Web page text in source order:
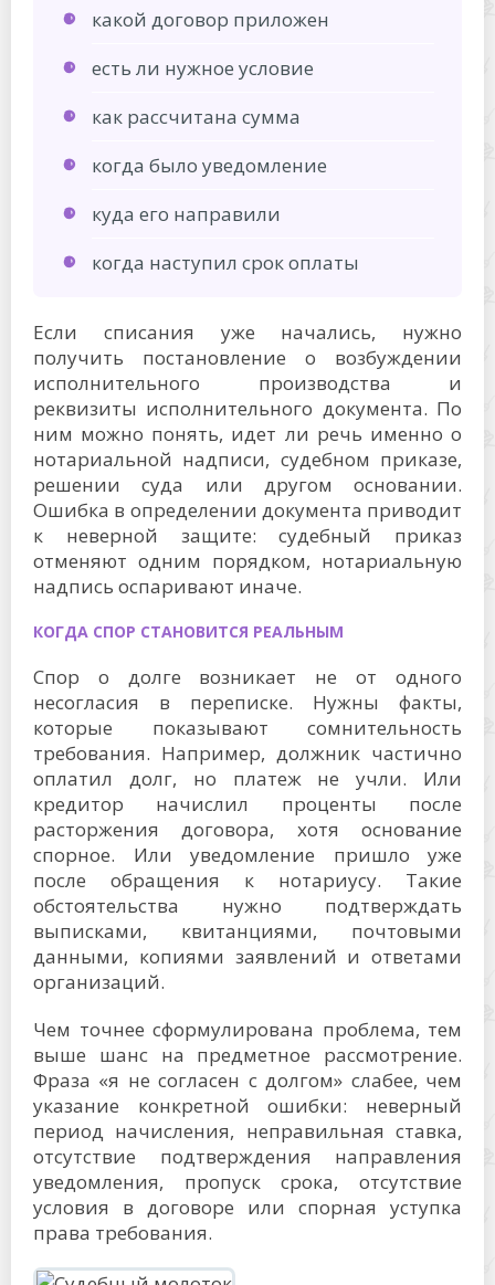
какой договор приложен
есть ли нужное условие
как рассчитана сумма
когда было уведомление
куда его направили
когда наступил срок оплаты
Если списания уже начались, нужно
получить постановление о возбуждении
исполнительного производства и
реквизиты исполнительного документа. По
ним можно понять, идет ли речь именно о
нотариальной надписи, судебном приказе,
решении суда или другом основании.
Ошибка в определении документа приводит
к неверной защите: судебный приказ
отменяют одним порядком, нотариальную
надпись оспаривают иначе.
КОГДА СПОР СТАНОВИТСЯ РЕАЛЬНЫМ
Спор о долге возникает не от одного
несогласия в переписке. Нужны факты,
которые показывают сомнительность
требования. Например, должник частично
оплатил долг, но платеж не учли. Или
кредитор начислил проценты после
расторжения договора, хотя основание
спорное. Или уведомление пришло уже
после обращения к нотариусу. Такие
обстоятельства нужно подтверждать
выписками, квитанциями, почтовыми
данными, копиями заявлений и ответами
организаций.
Чем точнее сформулирована проблема, тем
выше шанс на предметное рассмотрение.
Фраза «я не согласен с долгом» слабее, чем
указание конкретной ошибки: неверный
период начисления, неправильная ставка,
отсутствие подтверждения направления
уведомления, пропуск срока, отсутствие
условия в договоре или спорная уступка
права требования.